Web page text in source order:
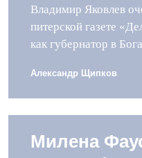
Владимир Яковлев
питерской газете
как губернатор в
Александр Щипков
Милена